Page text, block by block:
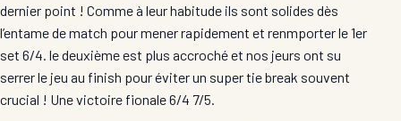
dernier point ! Comme à leur habitude ils sont solides dès
l’entame de match pour mener rapidement et renmporter le 1er
set 6/4. le deuxième est plus accroché et nos jeurs ont su
serrer le jeu au finish pour éviter un super tie break souvent
crucial ! Une victoire fionale 6/4 7/5.